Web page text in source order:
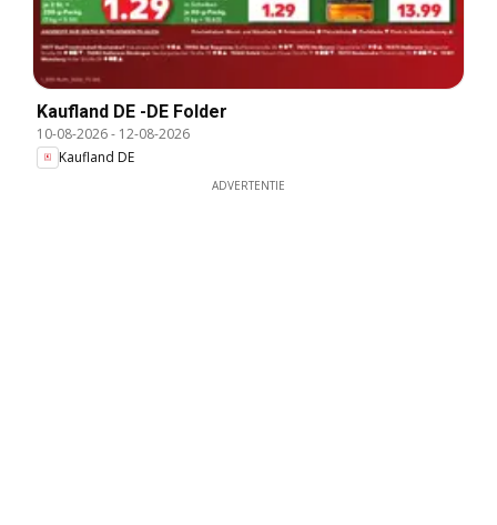
Kaufland DE -DE Folder
10-08-2026- 12-08-2026
Kaufland DE
ADVERTENTIE